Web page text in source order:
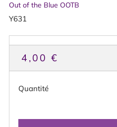
Out of the Blue OOTB
Y631
PRIX
HABITUEL
4,00 €
Quantité